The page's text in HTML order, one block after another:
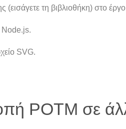
(εισάγετε τη βιβλιοθήκη) στο
Node.js.
SVG.
POTM σε